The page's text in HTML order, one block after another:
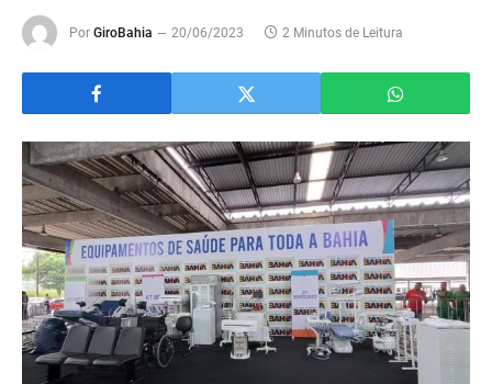
Por GiroBahia 20/06/2023 2 Minutos de Leitura